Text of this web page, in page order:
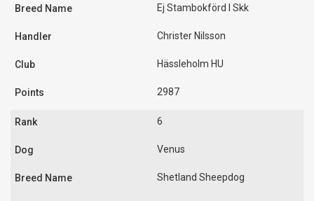
Ej Stambokförd I Skk
Christer Nilsson
Hässleholm HU
2987
6
Venus
Shetland Sheepdog